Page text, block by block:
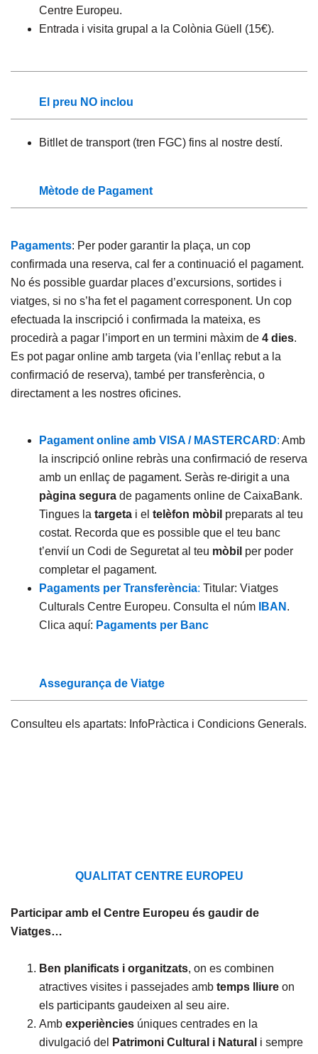
Centre Europeu.
Entrada i visita grupal a la Colònia Güell (15€).
El preu NO inclou
Bitllet de transport (tren FGC) fins al nostre destí.
Mètode de Pagament
Pagaments: Per poder garantir la plaça, un cop
confirmada una reserva, cal fer a continuació el pagament.
No és possible guardar places d’excursions, sortides i
viatges, si no s’ha fet el pagament corresponent. Un cop
efectuada la inscripció i confirmada la mateixa, es
procedirà a pagar l’import en un termini màxim de 4 dies.
Es pot pagar online amb targeta (via l’enllaç rebut a la
confirmació de reserva), també per transferència, o
directament a les nostres oficines.
Pagament online amb VISA / MASTERCARD: Amb
la inscripció online rebràs una confirmació de reserva
amb un enllaç de pagament. Seràs re-dirigit a una
pàgina segura de pagaments online de CaixaBank.
Tingues la targeta i el telèfon mòbil preparats al teu
costat. Recorda que es possible que el teu banc
t’envií un Codi de Seguretat al teu mòbil per poder
completar el pagament.
Pagaments per Transferència: Titular: Viatges
Culturals Centre Europeu. Consulta el núm
IBAN .
Clica aquí: Pagaments per Banc
Assegurança de Viatge
Consulteu els apartats: InfoPràctica i Condicions Generals.
QUALITAT CENTRE EUROPEU
Participar amb el Centre Europeu és gaudir de
Viatges…
Ben planificats i organitzats, on es combinen
atractives visites i passejades amb temps lliure on
els participants gaudeixen al seu aire.
Amb experiències úniques centrades en la
divulgació del
Patrimoni Cultural i Natural i sempre